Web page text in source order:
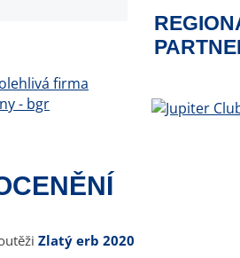
Zlatý erb 2020